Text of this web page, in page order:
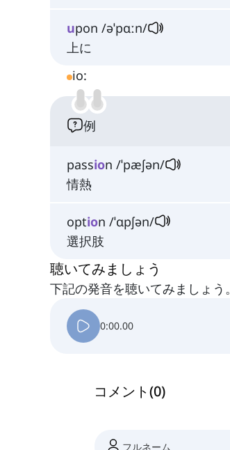
upon /əˈpɑːn/
上に
io:
例
passion /ˈpæʃən/
情熱
option /ˈɑpʃən/
選択肢
聴いてみましょう
下記の発音を聴いてみましょう。
0:00.00
コメント(0)